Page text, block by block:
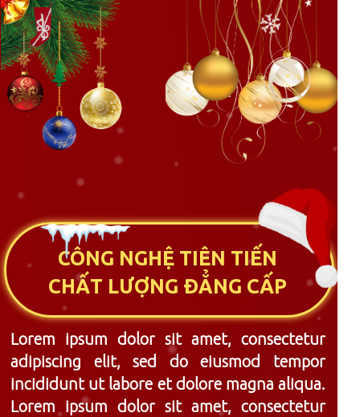
Lorem ipsum dolor sit amet, consectetur
adipiscing elit, sed do eiusmod tempor
incididunt ut labore et dolore magna aliqua.
Lorem ipsum dolor sit amet, consectetur
CÔNG NGHỆ TIÊN TIẾN
CHẤT LƯỢNG ĐẲNG CẤP